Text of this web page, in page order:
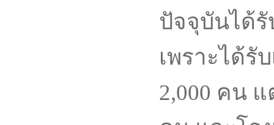
ปัจจุบันได้รั
เพราะได้รั
2,000 คน